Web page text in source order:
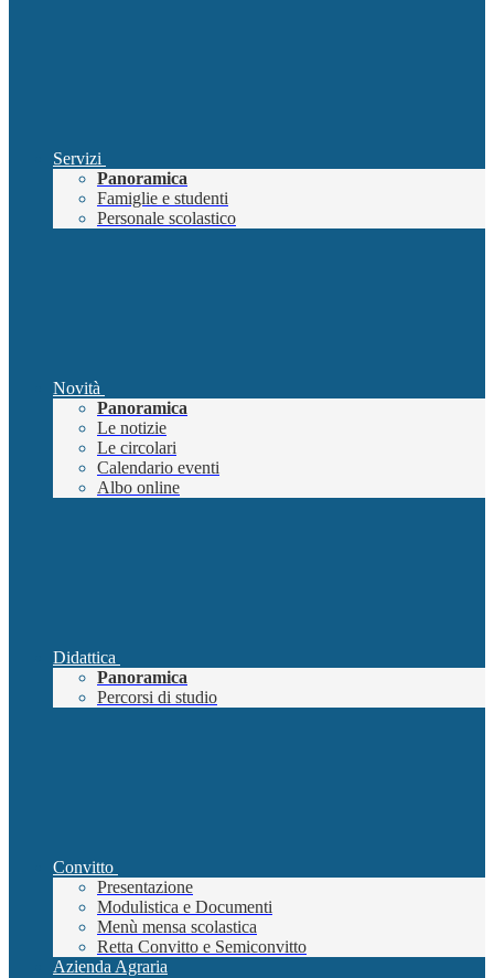
Servizi
Panoramica
Famiglie e studenti
Personale scolastico
Novità
Panoramica
Le notizie
Le circolari
Calendario eventi
Albo online
Didattica
Panoramica
Percorsi di studio
Convitto
Presentazione
Modulistica e Documenti
Menù mensa scolastica
Retta Convitto e Semiconvitto
Azienda Agraria